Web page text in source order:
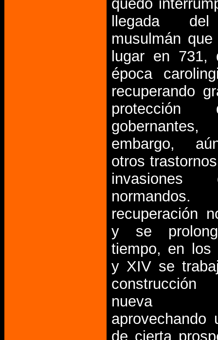
quedó
llegada
musulmán
lugar en 731,
época
recuperando
embargo,
otros
recuperación
y se
tiempo, en los
y XIV se
nueva
aprovechando
de cierta